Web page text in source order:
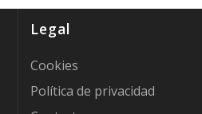
Legal
Cookies
Política de privacidad